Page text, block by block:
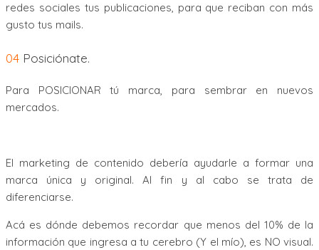
redes sociales tus publicaciones, para que reciban con más
gusto tus mails.
04 Posiciónate.
Para POSICIONAR tú marca, para sembrar en nuevos
mercados.
El marketing de contenido debería ayudarle a formar una
marca única y original. Al fin y al cabo se trata de
diferenciarse.
Acá es dónde debemos recordar que menos del 10% de la
información que ingresa a tu cerebro (Y el mío), es NO visual.